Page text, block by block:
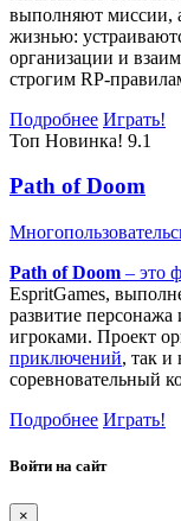
выполняют миссии,
жизнью:
организации и
строгим RP-
Подробнее Играть!
Топ Новинка! 9.1
Path of Doom
Path of Doom – это
EspritGames,
развитие персонажа
игроками. Проект
приключений, так и
соревновательный
Подробнее Играть!
Войти на сайт
×